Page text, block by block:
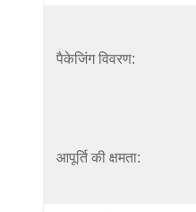
पैकेजिंग विवरण:
आपूर्ति की क्षमता: